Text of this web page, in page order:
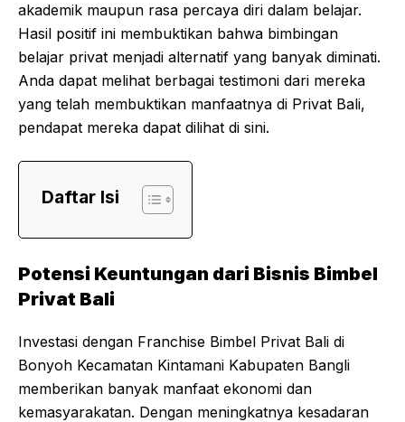
akademik maupun rasa percaya diri dalam belajar.
Hasil positif ini membuktikan bahwa bimbingan
belajar privat menjadi alternatif yang banyak diminati.
Anda dapat melihat berbagai testimoni dari mereka
yang telah membuktikan manfaatnya di Privat Bali,
pendapat mereka dapat dilihat di sini.
Daftar Isi
Potensi Keuntungan dari Bisnis Bimbel
Privat Bali
Investasi dengan Franchise Bimbel Privat Bali di
Bonyoh Kecamatan Kintamani Kabupaten Bangli
memberikan banyak manfaat ekonomi dan
kemasyarakatan. Dengan meningkatnya kesadaran